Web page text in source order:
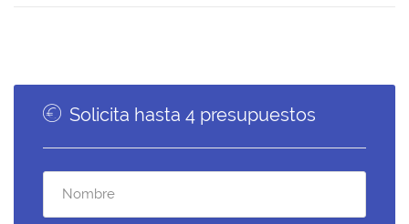
Solicita hasta 4 presupuestos